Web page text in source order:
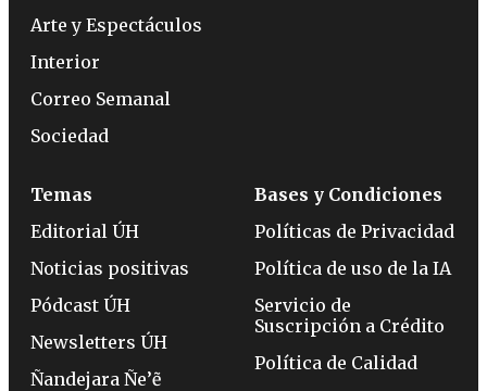
Arte y Espectáculos
Interior
Correo Semanal
Sociedad
Temas
Editorial ÚH
Noticias positivas
Pódcast ÚH
Newsletters ÚH
Ñandejara Ñe’ẽ
Bases y Condiciones
Políticas de Privacidad
Política de uso de la IA
Servicio de
Suscripción a Crédito
Política de Calidad